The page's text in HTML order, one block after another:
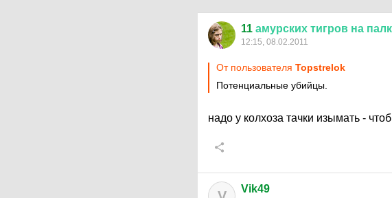
11 амурских тигров на
12:15, 08.02.2011
От пользователя Topstrelok
Потенциальные убийцы.
надо у колхоза тачки изымать -
Vik49